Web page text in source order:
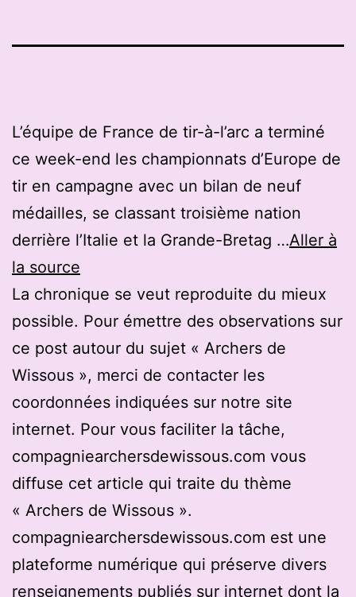
L’équipe de France de tir-à-l’arc a terminé
ce week-end les championnats d’Europe de
tir en campagne avec un bilan de neuf
médailles, se classant troisième nation
derrière l’Italie et la Grande-Bretag …Aller à
la source
La chronique se veut reproduite du mieux
possible. Pour émettre des observations sur
ce post autour du sujet « Archers de
Wissous », merci de contacter les
coordonnées indiquées sur notre site
internet. Pour vous faciliter la tâche,
compagniearchersdewissous.com vous
diffuse cet article qui traite du thème
« Archers de Wissous ».
compagniearchersdewissous.com est une
plateforme numérique qui préserve divers
renseignements publiés sur internet dont la